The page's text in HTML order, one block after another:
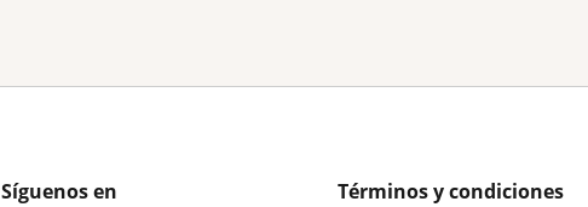
Síguenos en
Términos y condiciones